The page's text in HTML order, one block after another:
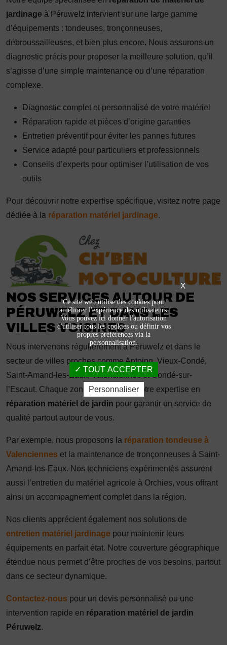
jardinage à Péruwelz intervient sur une large gamme
d’équipements : tondeuses, tronçonneuses,
débroussailleuses, et bien plus encore. Nous assurons un
diagnostic précis pour proposer la meilleure solution, qu’il
s’agisse d’une simple maintenance ou d’une réparation
complexe.
Diagnostic complet et personnalisé de votre matériel
Réparation rapide et pièces d’origine garanties
Entretien préventif pour éviter les pannes futures
Service adapté pour particuliers et professionnels
Conseils d’experts pour optimiser l’utilisation de vos
outils
Pour découvrir notre expertise spécifique, visitez notre page
dédiée à la réparation matériel jardinage.
NOS SERVICES AUTOUR DE
PÉRUWELZ ET DANS LES
VILLES VOISINES
Nous intervenons régulièrement à Péruwelz et dans le
secteur de villes proches comme Antoing, Vieux-Condé,
Saint-Amand-les-Eaux, Valenciennes et Condé-sur-
l’Escaut. Chaque zone bénéficie de notre expertise en
réparation matériel de jardin pour garantir un service de
qualité partout autour de vous.
Par exemple, nous proposons la réparation tondeuse à
Valenciennes et la maintenance de tronçonneuses à Saint-
Amand-les-Eaux. Nos techniciens expérimentés assurent
aussi l’entretien du matériel agricole à Orchies, vous offrant
ainsi un accompagnement complet dans la région.
Nos clients apprécient également nos solutions de
entretien matériel jardinage pour maintenir leurs
équipements en parfait état. Notre couverture géographique
étendue nous permet d’être proches de vos besoins, partout
dans ce secteur dynamique.
Contactez-nous pour un devis personnalisé ou une
intervention rapide en réparation matériel de jardin
Péruwelz.
X
Ce site web utilise des cookies pour
améliorer l'expérience des utilisateurs.
Vous pouvez ici donner l'autorisation
d'utiliser tous les cookies ou définir vos
propres préférences via la
personnalisation.
TOUT ACCEPTER
Personnaliser